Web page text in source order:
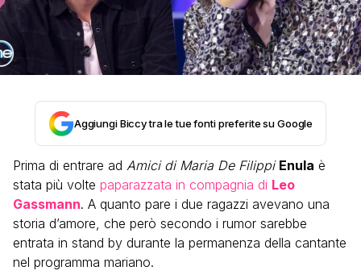
Aggiungi Biccy tra le tue fonti preferite su Google
Prima di entrare ad Amici di Maria De Filippi Enula è
stata più volte paparazzata in compagnia di Leo
Gassmann. A quanto pare i due ragazzi avevano una
storia d’amore, che però secondo i rumor sarebbe
entrata in stand by durante la permanenza della cantante
nel programma mariano.